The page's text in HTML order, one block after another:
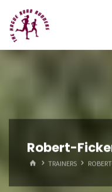
Spring
naar
inhoud
Robert-
HOMETRAINERS